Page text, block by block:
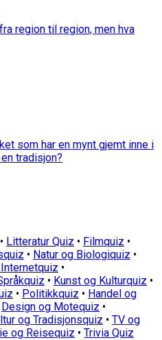
region til region, men hva
som har en mynt gjemt inne i
tradisjon?
• Litteratur Quiz • Filmquiz •
• Natur og Biologiquiz •
•
• Kunst og Kulturquiz •
• Politikkquiz • Handel og
Design og Motequiz •
og Tradisjonsquiz • TV og
og Reisequiz • Trivia Quiz